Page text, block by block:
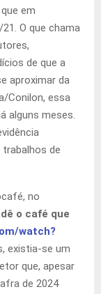
em
O que chama
de que a
aproximar da
Conilon, essa
alguns meses.
de
no
o café que
watch?
existia-se um
que, apesar
de 2024